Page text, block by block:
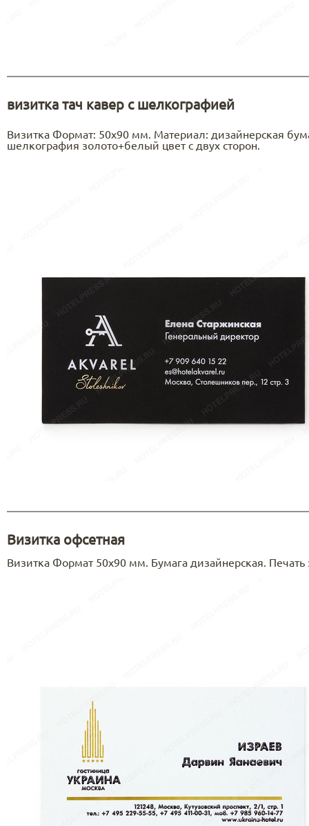
визитка тач кавер с шелкографией
Визитка Формат: 50х90 мм. Материал: дизайнерская
шелкография золото+белый цвет c двух сторон.
Визитка офсетная
Визитка Формат 50х90 мм. Бумага дизайнерская. Печать